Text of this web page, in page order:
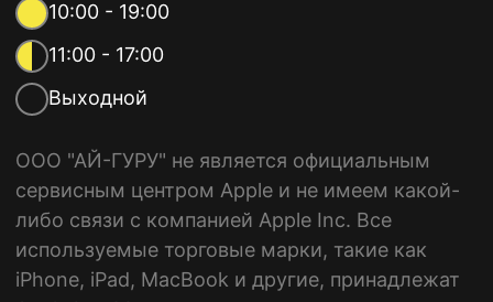
10:00 - 19:00
11:00 - 17:00
Выходной
ООО "АЙ-ГУРУ" не является официальным
сервисным центром Apple и не имеем какой-
либо связи с компанией Apple Inc. Все
используемые торговые марки, такие как
iPhone, iPad, MacBook и другие, принадлежат